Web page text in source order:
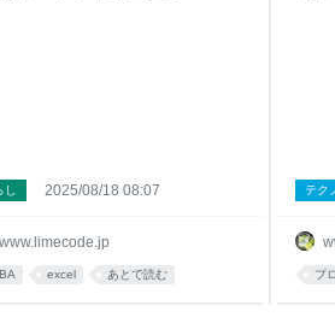
www.limecode.jp
し 2025/08/18 08:07
excel あとで読む
テク
プ